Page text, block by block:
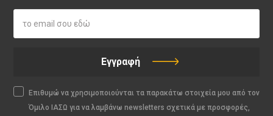
Εγγραφή
Επιθυμώ να χρησιμοποιούνται τα παρακάτω στοιχεία μου από τον
Όμιλο ΙΑΣΩ για να λαμβάνω newsletters σχετικά με προσφορές,